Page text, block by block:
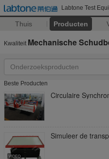
Labtone Test
Thuis Producten
Kwaliteit Mechanische
Beste Producten
Circulaire
Simuleer de